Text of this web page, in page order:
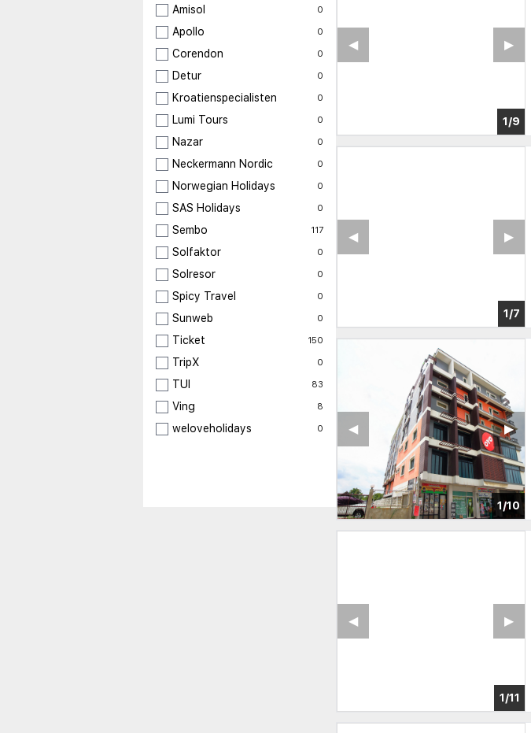
Amisol 0
Apollo 0
Corendon 0
Detur 0
Kroatienspecialisten 0
Lumi Tours 0
Nazar 0
Neckermann Nordic 0
Norwegian Holidays 0
SAS Holidays 0
Sembo 117
Solfaktor 0
Solresor 0
Spicy Travel 0
Sunweb 0
Ticket 150
TripX 0
TUI 83
Ving 8
weloveholidays 0
1/5
▶︎
◀︎
1/2
▶︎
◀︎
1/10
▶︎
◀︎
1/7
▶︎
◀︎